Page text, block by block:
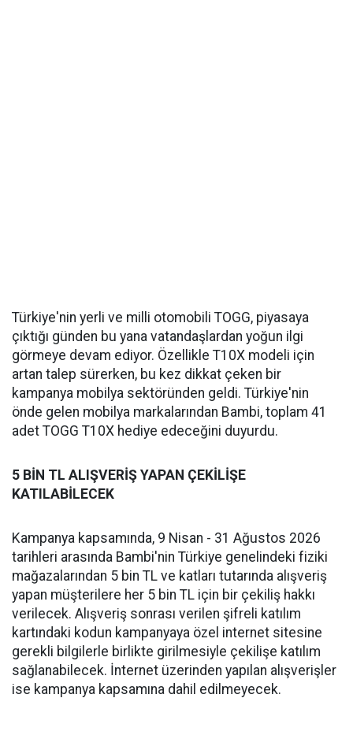
Türkiye'nin yerli ve milli otomobili TOGG, piyasaya
çıktığı günden bu yana vatandaşlardan yoğun ilgi
görmeye devam ediyor. Özellikle T10X modeli için
artan talep sürerken, bu kez dikkat çeken bir
kampanya mobilya sektöründen geldi. Türkiye'nin
önde gelen mobilya markalarından Bambi, toplam 41
adet TOGG T10X hediye edeceğini duyurdu.
5 BİN TL ALIŞVERİŞ YAPAN ÇEKİLİŞE
KATILABİLECEK
Kampanya kapsamında, 9 Nisan - 31 Ağustos 2026
tarihleri arasında Bambi'nin Türkiye genelindeki fiziki
mağazalarından 5 bin TL ve katları tutarında alışveriş
yapan müşterilere her 5 bin TL için bir çekiliş hakkı
verilecek. Alışveriş sonrası verilen şifreli katılım
kartındaki kodun kampanyaya özel internet sitesine
gerekli bilgilerle birlikte girilmesiyle çekilişe katılım
sağlanabilecek. İnternet üzerinden yapılan alışverişler
ise kampanya kapsamına dahil edilmeyecek.